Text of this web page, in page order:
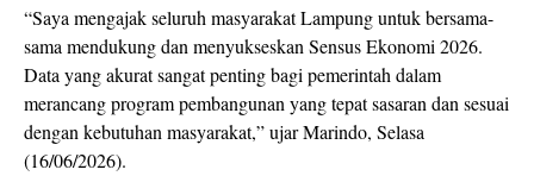
“Saya mengajak seluruh masyarakat Lampung untuk bersama-
sama mendukung dan menyukseskan Sensus Ekonomi 2026.
Data yang akurat sangat penting bagi pemerintah dalam
merancang program pembangunan yang tepat sasaran dan sesuai
dengan kebutuhan masyarakat,” ujar Marindo, Selasa
(16/06/2026).